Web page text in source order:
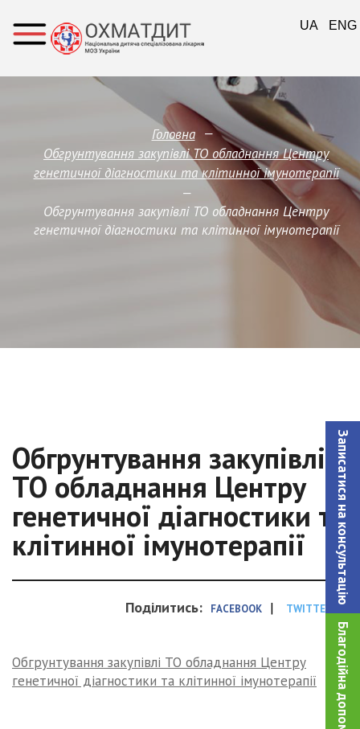
Записатися на консультацiю
Благодійна допомога!
Головна —
Обгрунтування закупівлі ТО обладнання Центру
генетичної діагностики та клітинної імунотерапії
—
Обгрунтування закупівлі ТО обладнання Центру
генетичної діагностики та клітинної імунотерапії
Обгрунтування закупівлі
ТО обладнання Центру
генетичної діагностики та
клітинної імунотерапії
Поділитись: FACEBOOK | TWITTER
Обгрунтування закупівлі ТО обладнання Центру
генетичної діагностики та клітинної імунотерапії
UA ENG